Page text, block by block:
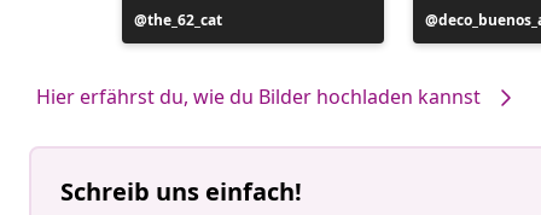
Beitrag
veröffentlicht
the_62_cat
Beitrag
veröffentlicht
Hier erfährst du, wie du Bilder hochladen kannst
Schreib uns einfach!